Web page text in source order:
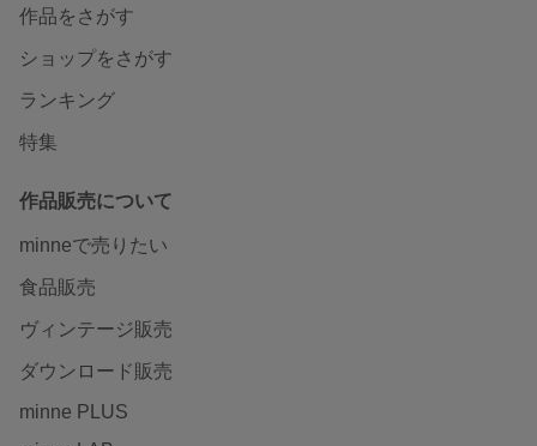
作品をさがす
ショップをさがす
ランキング
特集
作品販売について
minneで売りたい
食品販売
ヴィンテージ販売
ダウンロード販売
minne PLUS